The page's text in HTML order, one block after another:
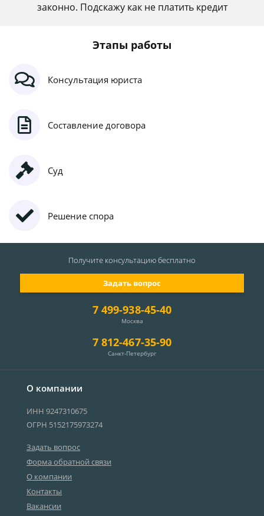
законно. Подскажу как не платить кредит
Этапы работы
Консультация юриста
Составление договора
Суд
Решение спора
О компании
ИНН 9247310675
ОГРН 5152175973274
Задать вопрос
Форма обратной связи
О компании
Контакты
Вакансии
7 499-938-45-40
Москва
7 812-467-35-90
Санкт-Петербург
Задать вопрос
Получите консультациюбесплатно